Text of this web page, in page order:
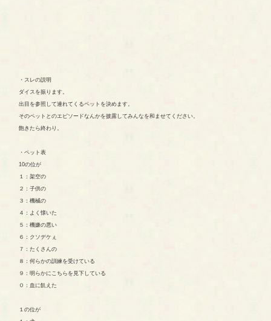
・スレの説明
ダイスを振ります。
出目を参照して連れてくるペットを決めます。
そのペットとのエピソードなんかを披露してみんなを和ませてください。
飽きたら終わり。
・ペット表
10の位が
１：架空の
２：子供の
３：機械の
４：よく懐いた
５：機嫌の悪い
６：クソデケぇ
７：たくさんの
８：何らかの訓練を受けている
９：明らかにこちらを見下している
０：血に飢えた
１の位が